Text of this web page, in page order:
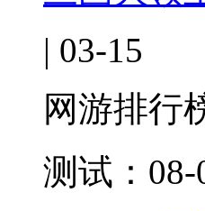
| 03-15
网游排行
测试：